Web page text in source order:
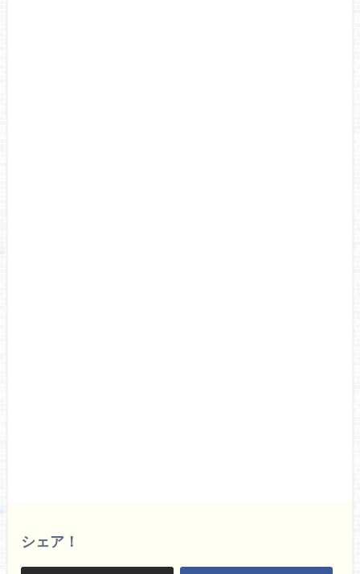
シェア！